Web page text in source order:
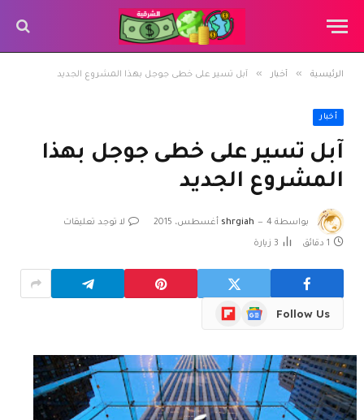
الرئيسية » أخبار » آبل تسير على خطى جوجل بهذا المشروع الجديد
أخبار
آبل تسير على خطى جوجل بهذا
المشروع الجديد
بواسطة shrgiah 4 أغسطس، 2015 لا توجد تعليقات
1 دقائق 3 زيارة
Follow Us
Google
News
Flipboard